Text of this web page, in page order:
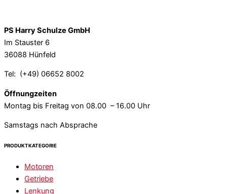
PS Harry Schulze GmbH
Im Stauster 6
36088 Hünfeld
Tel: (+49) 06652 8002
Öffnungzeiten
Montag bis Freitag von 08.00 – 16.00 Uhr
Samstags nach Absprache
PRODUKTKATEGORIE
Motoren
Getriebe
Lenkung